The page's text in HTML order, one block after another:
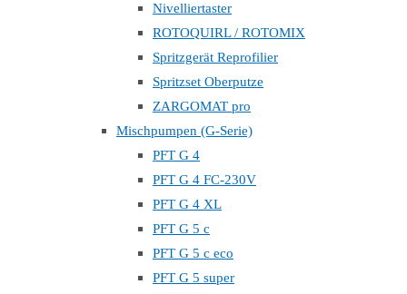
Nivelliertaster
ROTOQUIRL / ROTOMIX
Spritzgerät Reprofilier
Spritzset Oberputze
ZARGOMAT pro
Mischpumpen (G-Serie)
PFT G 4
PFT G 4 FC-230V
PFT G 4 XL
PFT G 5 c
PFT G 5 c eco
PFT G 5 super